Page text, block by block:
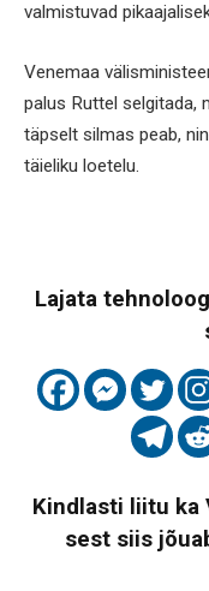
valmistuvad
Venemaa
palus Ruttel selgitada,
täpselt silmas peab,
täieliku loetelu.
Lajata
Kindlasti liitu ka
sest siis